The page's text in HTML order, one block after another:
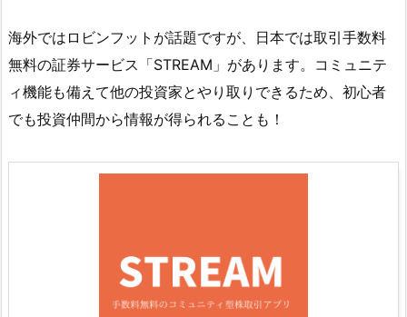
海外ではロビンフットが話題ですが、日本では取引手数料
無料の証券サービス「STREAM」があります。コミュニテ
ィ機能も備えて他の投資家とやり取りできるため、初心者
でも投資仲間から情報が得られることも！